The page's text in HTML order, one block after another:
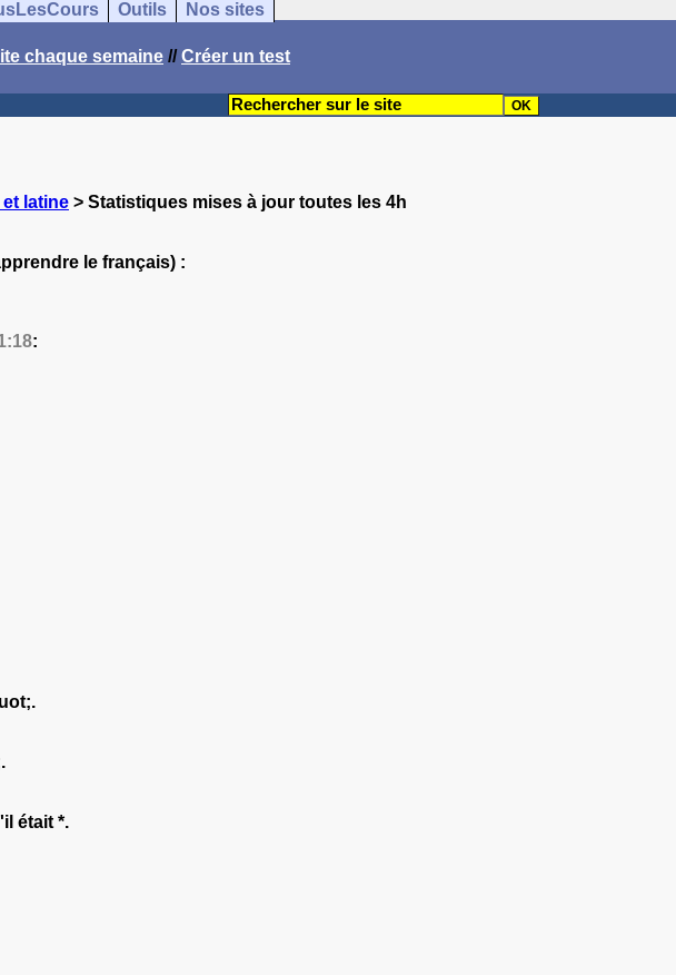
Outils Nos sites
chaque semaine //Créer un test
latine > Statistiques mises à jour toutes les 4h
le français) :
:
était *.